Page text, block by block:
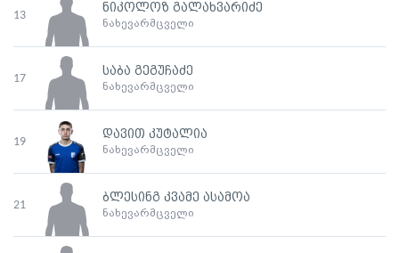
13
ნიკოლოზ გალახვარიძე
ნახევარმცველი
17
საბა გეგუჩაძე
ნახევარმცველი
19
დავით კუტალია
ნახევარმცველი
21
ბლესინგ კვამე ასამოა
ნახევარმცველი